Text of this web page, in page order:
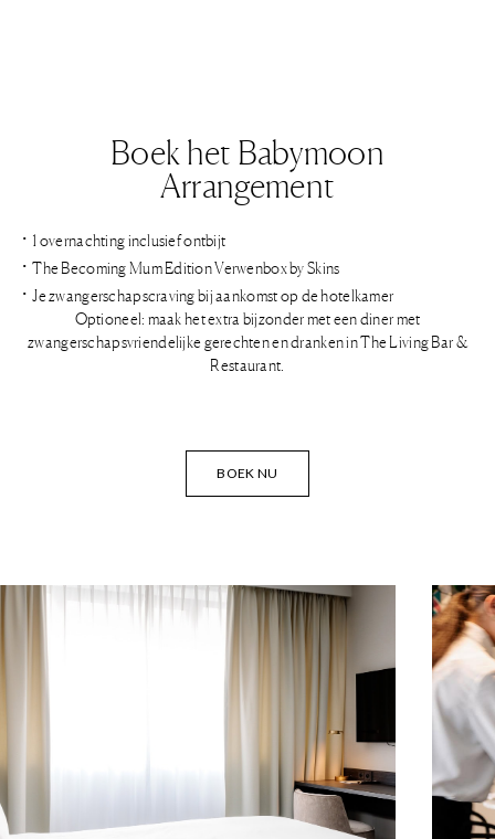
Boek het Babymoon
Arrangement
1 overnachting inclusief ontbijt
The Becoming Mum Edition Verwenbox by Skins
Je zwangerschapscraving bij aankomst op de hotelkamer
Optioneel: maak het extra bijzonder met een diner met
zwangerschapsvriendelijke gerechten en dranken in The Living Bar &
Restaurant.
BOEK NU